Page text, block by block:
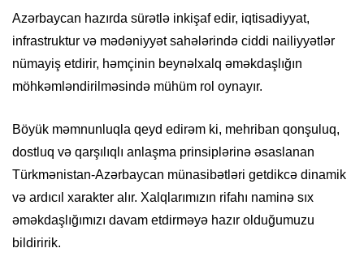
Azərbaycan hazırda sürətlə inkişaf edir, iqtisadiyyat,
infrastruktur və mədəniyyət sahələrində ciddi nailiyyətlər
nümayiş etdirir, həmçinin beynəlxalq əməkdaşlığın
möhkəmləndirilməsində mühüm rol oynayır.
Böyük məmnunluqla qeyd edirəm ki, mehriban qonşuluq,
dostluq və qarşılıqlı anlaşma prinsiplərinə əsaslanan
Türkmənistan-Azərbaycan münasibətləri getdikcə dinamik
və ardıcıl xarakter alır. Xalqlarımızın rifahı naminə sıx
əməkdaşlığımızı davam etdirməyə hazır olduğumuzu
bildiririk.